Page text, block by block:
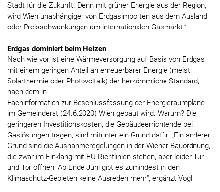
Stadt für die Zukunft. Denn mit grüner Energie aus der Region,
wird Wien unabhängiger von Erdgasimporten aus dem Ausland
oder Preisschwankungen am internationalen Gasmarkt.“
Erdgas dominiert beim Heizen
Nach wie vor ist eine Wärmeversorgung auf Basis von Erdgas
mit einem geringen Anteil an erneuerbarer Energie (meist
Solarthermie oder Photovoltaik) der herkömmliche Standard,
nach dem in
Fachinformation zur Beschlussfassung der Energieraumpläne
im Gemeinderat (24.6.2020) Wien gebaut wird. Warum? Die
geringeren Investitionskosten, die Gebäudeerrichtende bei
Gaslösungen tragen, sind mitunter ein Grund dafür. „Ein anderer
Grund sind die Ausnahmeregelungen in der Wiener Bauordnung,
die zwar im Einklang mit EU-Richtlinien stehen, aber leider Tür
und Tor öffnen. Ab Ende Juni gibt es zumindest in den
Klimaschutz-Gebieten keine Ausreden mehr“, ergänzt Vogl.